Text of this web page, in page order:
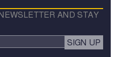
AND STAY